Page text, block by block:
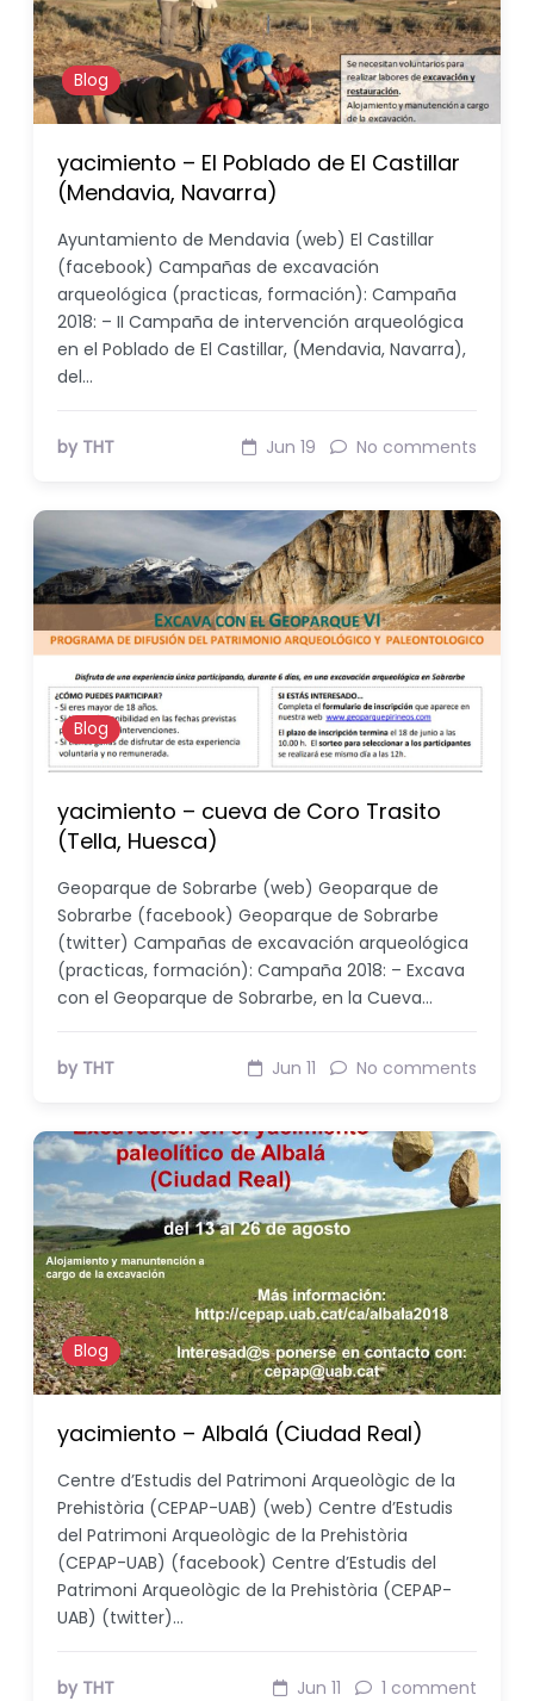
Blog
yacimiento – El Poblado de El Castillar
(Mendavia, Navarra)
Ayuntamiento de Mendavia (web) El Castillar
(facebook) Campañas de excavación
arqueológica (practicas, formación): Campaña
2018: – II Campaña de intervención arqueológica
en el Poblado de El Castillar, (Mendavia, Navarra),
del…
by THT Jun 19 No comments
Blog
yacimiento – cueva de Coro Trasito
(Tella, Huesca)
Geoparque de Sobrarbe (web) Geoparque de
Sobrarbe (facebook) Geoparque de Sobrarbe
(twitter) Campañas de excavación arqueológica
(practicas, formación): Campaña 2018: – Excava
con el Geoparque de Sobrarbe, en la Cueva…
by THT Jun 11 No comments
Blog
yacimiento – Albalá (Ciudad Real)
Centre d’Estudis del Patrimoni Arqueològic de la
Prehistòria (CEPAP-UAB) (web) Centre d’Estudis
del Patrimoni Arqueològic de la Prehistòria
(CEPAP-UAB) (facebook) Centre d’Estudis del
Patrimoni Arqueològic de la Prehistòria (CEPAP-
UAB) (twitter)…
by THT Jun 11 1 comment